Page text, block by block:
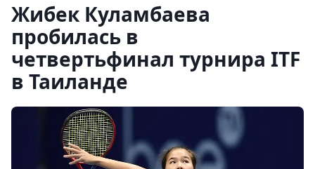
Жибек Куламбаева
пробилась в
четвертьфинал турнира ITF
в Таиланде